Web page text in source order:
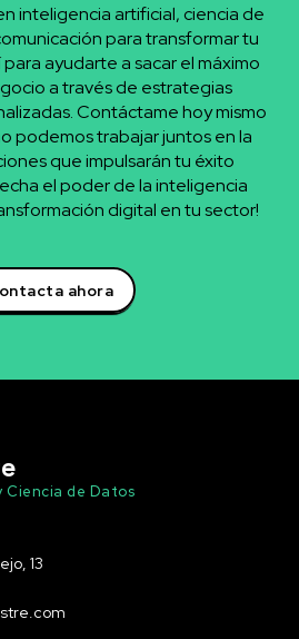
inteligencia artificial, ciencia de
para transformar tu
ayudarte a sacar el máximo
a través de estrategias
Contáctame hoy mismo
podemos trabajar juntos en la
que impulsarán tu éxito
el poder de la inteligencia
digital en tu sector!
ahora
Ciencia de Datos
13